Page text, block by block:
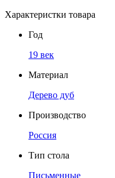
Характеристки товара
Год
19 век
Материал
Дерево дуб
Производство
Россия
Тип стола
Письменные